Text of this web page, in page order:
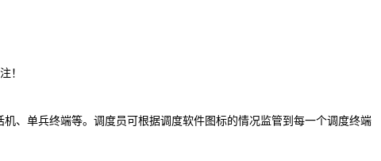
！
单兵终端等。调度员可根据调度软件图标的情况监管到每一个调度终端